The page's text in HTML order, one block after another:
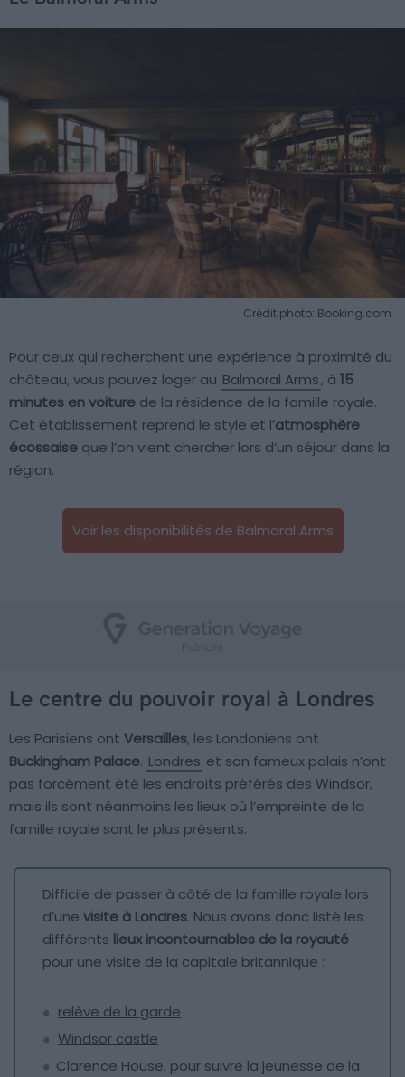
Crédit photo: Booking.com
Pour ceux qui recherchent une expérience à proximité du
château, vous pouvez loger au Balmoral Arms, à 15
minutes en voiture de la résidence de la famille royale.
Cet établissement reprend le style et l’atmosphère
écossaise que l’on vient chercher lors d’un séjour dans la
région.
Voir les disponibilités de Balmoral Arms
Le centre du pouvoir royal à Londres
Les Parisiens ont Versailles, les Londoniens ont
Buckingham Palace. Londres et son fameux palais n’ont
pas forcément été les endroits préférés des Windsor,
mais ils sont néanmoins les lieux où l’empreinte de la
famille royale sont le plus présents.
Difficile de passer à côté de la famille royale lors
d’une visite à Londres. Nous avons donc listé les
différents lieux incontournables de la royauté
pour une visite de la capitale britannique :
relève de la garde
Windsor castle
Clarence House, pour suivre la jeunesse de la